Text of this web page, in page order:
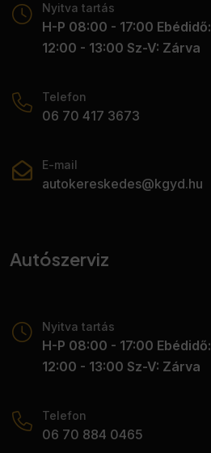
Nyitva tartás
H-P 08:00 - 17:00 Ebédidő:
12:00 - 13:00 Sz-V: Zárva
Telefon
06 70 417 3673
E-mail
autokereskedes@kgyd.hu
Autószerviz
Nyitva tartás
H-P 08:00 - 17:00 Ebédidő:
12:00 - 13:00 Sz-V: Zárva
Telefon
06 70 884 0465